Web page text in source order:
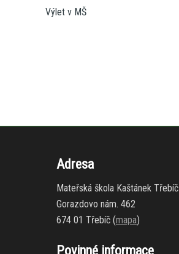
Výlet v MŠ
Adresa
Mateřská škola Kaštánek Třebíč
Gorazdovo nám. 462
674 01 Třebíč (mapa)
Povinné informace